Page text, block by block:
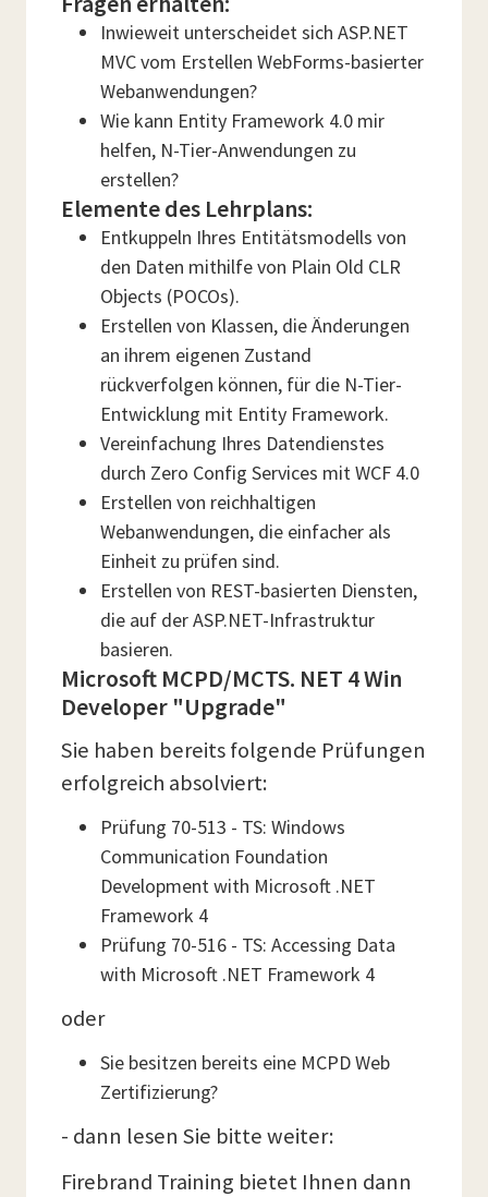
Inwieweit unterscheidet sich ASP.NET
MVC vom Erstellen WebForms-basierter
Webanwendungen?
Wie kann Entity Framework 4.0 mir
helfen, N-Tier-Anwendungen zu
erstellen?
Elemente des Lehrplans:
Entkuppeln Ihres Entitätsmodells von
den Daten mithilfe von Plain Old CLR
Objects (POCOs).
Erstellen von Klassen, die Änderungen
an ihrem eigenen Zustand
rückverfolgen können, für die N-Tier-
Entwicklung mit Entity Framework.
Vereinfachung Ihres Datendienstes
durch Zero Config Services mit WCF 4.0
Erstellen von reichhaltigen
Webanwendungen, die einfacher als
Einheit zu prüfen sind.
Erstellen von REST-basierten Diensten,
die auf der ASP.NET-Infrastruktur
basieren.
Microsoft MCPD/MCTS. NET 4 Win
Developer "Upgrade"
Sie haben bereits folgende Prüfungen
erfolgreich absolviert:
Prüfung 70-513 - TS: Windows
Communication Foundation
Development with Microsoft .NET
Framework 4
Prüfung 70-516 - TS: Accessing Data
with Microsoft .NET Framework 4
oder
Sie besitzen bereits eine MCPD Web
Zertifizierung?
- dann lesen Sie bitte weiter:
Firebrand Training bietet Ihnen dann